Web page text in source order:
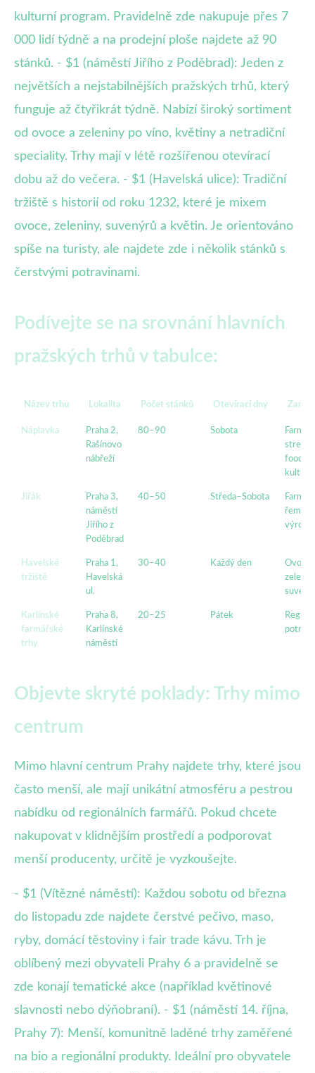
kulturní program. Pravidelně zde nakupuje přes 7
000 lidí týdně a na prodejní ploše najdete až 90
stánků. - $1 (náměstí Jiřího z Poděbrad): Jeden z
největších a nejstabilnějších pražských trhů, který
funguje až čtyřikrát týdně. Nabízí široký sortiment
od ovoce a zeleniny po víno, květiny a netradiční
speciality. Trhy mají v létě rozšířenou otevírací
dobu až do večera. - $1 (Havelská ulice): Tradiční
tržiště s historií od roku 1232, které je mixem
ovoce, zeleniny, suvenýrů a květin. Je orientováno
spíše na turisty, ale najdete zde i několik stánků s
čerstvými potravinami.
Podívejte se na srovnání hlavních
pražských trhů v tabulce:
Název trhu Lokalita Počet stánků Otevírací dny
Náplavka
Praha 2,
Rašínovo
nábřeží
80–90 Sobota
street
food,
kultura
Jiřák
Praha 3,
náměstí
Jiřího z
Poděbrad
40–50 Středa–Sobota
Havelské
tržiště
Praha 1,
Havelská
ul.
30–40 Každý den
Ovoce,
Karlínské
farmářské
trhy
Praha 8,
Karlínské
náměstí
20–25 Pátek
Objevte skryté poklady: Trhy mimo
centrum
Mimo hlavní centrum Prahy najdete trhy, které jsou
často menší, ale mají unikátní atmosféru a pestrou
nabídku od regionálních farmářů. Pokud chcete
nakupovat v klidnějším prostředí a podporovat
menší producenty, určitě je vyzkoušejte.
- $1 (Vítězné náměstí): Každou sobotu od března
do listopadu zde najdete čerstvé pečivo, maso,
ryby, domácí těstoviny i fair trade kávu. Trh je
oblíbený mezi obyvateli Prahy 6 a pravidelně se
zde konají tematické akce (například květinové
slavnosti nebo dýňobraní). - $1 (náměstí 14. října,
Prahy 7): Menší, komunitně laděné trhy zaměřené
na bio a regionální produkty. Ideální pro obyvatele